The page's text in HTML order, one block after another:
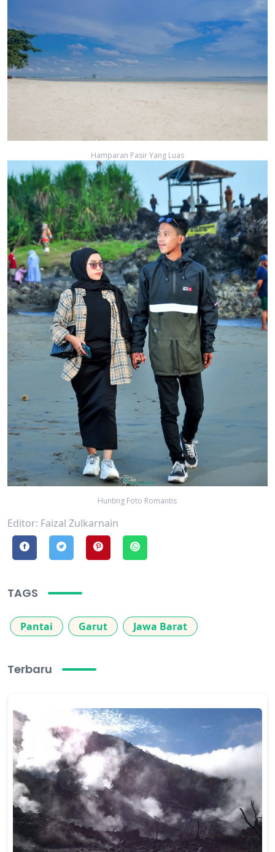
Hamparan Pasir Yang Luas
Hunting Foto Romantis
Editor: Faizal Zulkarnain
TAGS
Pantai Garut Jawa Barat
Terbaru